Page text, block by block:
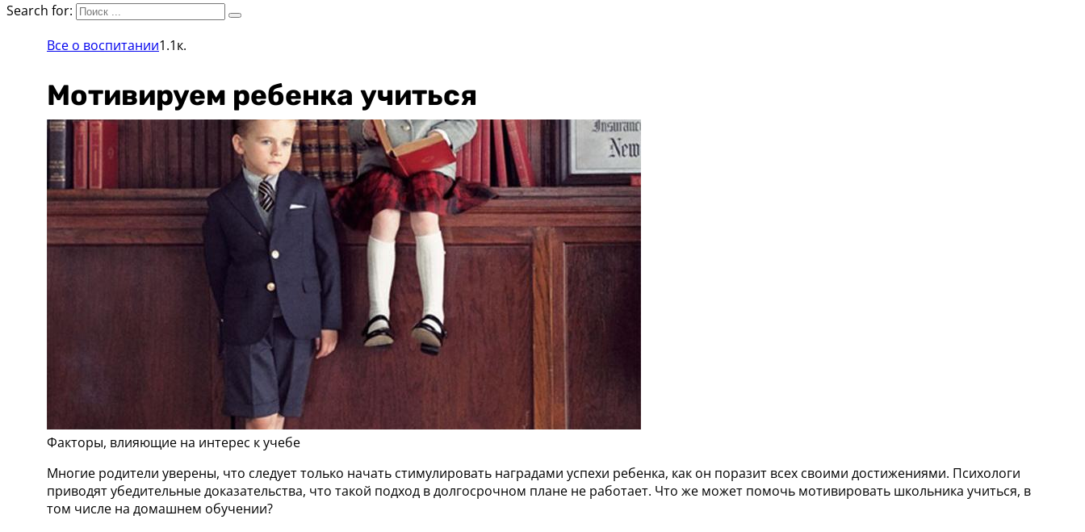
Search for:
Все о воспитании1.1к.
Мотивируем ребенка учиться
Факторы, влияющие на интерес к учебе
Многие родители уверены, что следует только начать стимулировать наградами успехи ребенка, как он поразит всех своими достижениями. Психологи
приводят убедительные доказательства, что такой подход в долгосрочном плане не работает. Что же может помочь мотивировать школьника учиться, в
том числе на домашнем обучении?